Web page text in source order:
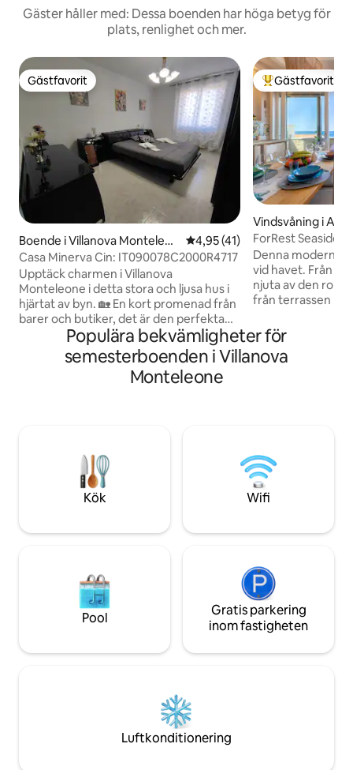
Gäster håller med: Dessa boenden har höga betyg för
plats, renlighet och mer.
Gästfavorit
Gästfavorit
Boende i Villanova Monteleon
e
4,95 av 5 i genomsnittligt
4,95 (41)
Casa Minerva Cin: IT090078C2000R4717
​Upptäck charmen i Villanova
Monteleone i detta stora och ljusa hus i
hjärtat av byn. 🏡 En kort promenad från
barer och butiker, det är den perfekta
tillflyktsorten mellan avkoppling och
äventyr. 🌿 Njut av den stora trädgården
med solarium, parasoll och privat
terrass. ☀️ Bara 17 km från Spiaggia della
autentiska Sardinien. Din perfekta
semester mellan havet och traditionen
Populär
Gästfavorit
Vindsvåning i
ForRest Seaside
Denna moderna
vid havet. Från
njuta av den
från terrassen
ljudisolerat
avkopplande
köket är idealiskt
Populära bekvämligheter för
semesterboenden i Villanova
Monteleone
Kök Wifi
Pool
Gratis parkering
inom fastigheten
Luftkonditionering